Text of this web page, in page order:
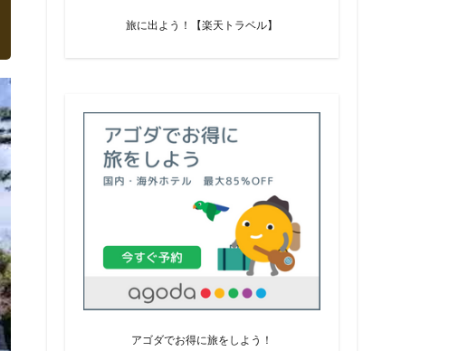
旅に出よう！【楽天トラベル】
アゴダでお得に旅をしよう！